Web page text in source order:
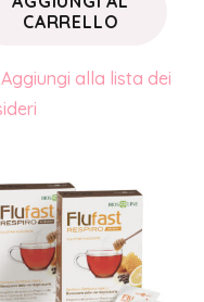
CARRELLO
Aggiungi alla lista dei